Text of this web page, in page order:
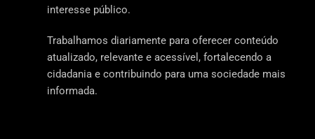
interesse público.
Trabalhamos diariamente para oferecer conteúdo
atualizado, relevante e acessível, fortalecendo a
cidadania e contribuindo para uma sociedade mais
informada.